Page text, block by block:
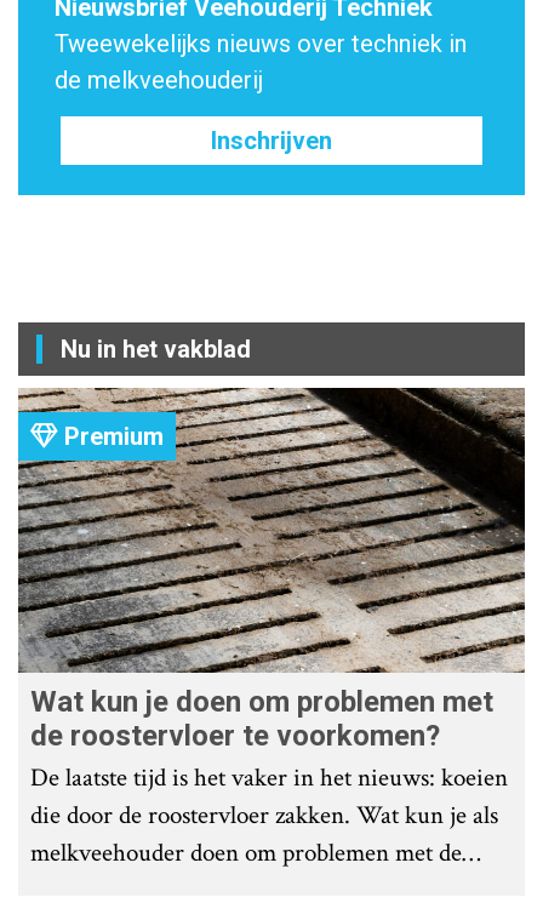
Nieuwsbrief Veehouderij Techniek
Tweewekelijks nieuws over techniek in
de melkveehouderij
Inschrijven
Nu in het vakblad
Premium
Wat kun je doen om problemen met
de roostervloer te voorkomen?
De laatste tijd is het vaker in het nieuws: koeien
die door de roostervloer zakken. Wat kun je als
melkveehouder doen om problemen met de